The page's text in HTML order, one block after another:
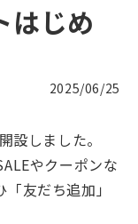
2025/06/25
はじめ
設しました。
やクーポンな
友だち追加」